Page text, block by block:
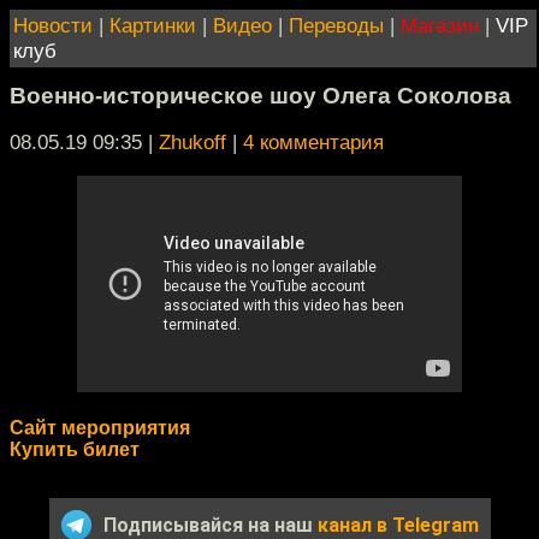
Новости | Картинки | Видео | Переводы | Магазин | VIP
клуб
Военно-историческое шоу Олега Соколова
08.05.19 09:35 | Zhukoff | 4 комментария
Сайт мероприятия
Купить билет
Подписывайся на наш канал в Telegram